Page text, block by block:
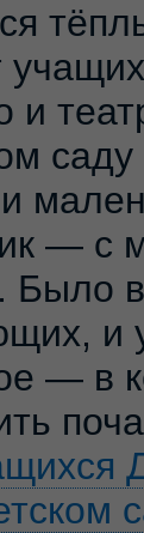
и
— с
— в